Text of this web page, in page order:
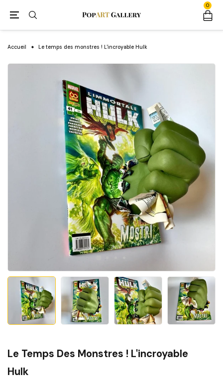
0
Accueil Le temps des monstres ! L'incroyable Hulk
Le Temps Des Monstres ! L'incroyable
Hulk